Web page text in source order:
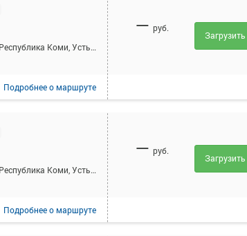
Айкино с. АС, Россия, Республика Коми, Усть-Вымский район, село Айкино, Центральная ул, 189А
Подробнеео маршруте
— руб.
Айкино с. АС, Россия, Республика Коми, Усть-Вымский район, село Айкино, Центральная ул, 189А
Подробнеео маршруте
— руб.